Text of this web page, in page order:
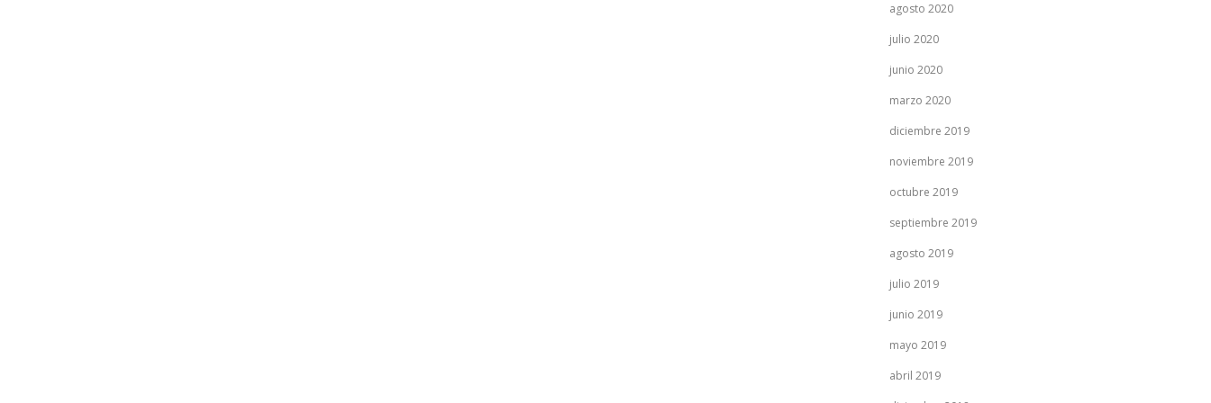
agosto 2020
julio 2020
junio 2020
marzo 2020
diciembre 2019
noviembre 2019
octubre 2019
septiembre 2019
agosto 2019
julio 2019
junio 2019
mayo 2019
abril 2019